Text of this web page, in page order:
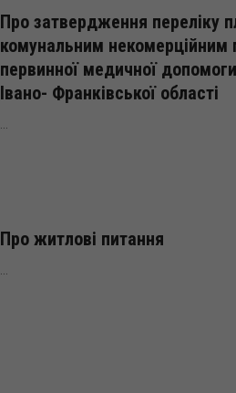
Про затвердження переліку
комунальним некомерційним
первинної медичної
Івано- Франківської області
Про житлові питання